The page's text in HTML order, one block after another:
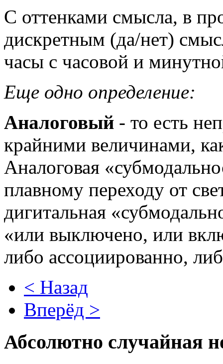
С оттенками смысла, в
дискретным (да/нет)
часы с часовой и
Еще одно определение:
Аналоговый - то есть
крайними величинами,
Аналоговая
плавному переходу от
дигитальная
«или выключено, или
либо ассоциированно,
< Назад
Вперёд >
Абсолютно случайная